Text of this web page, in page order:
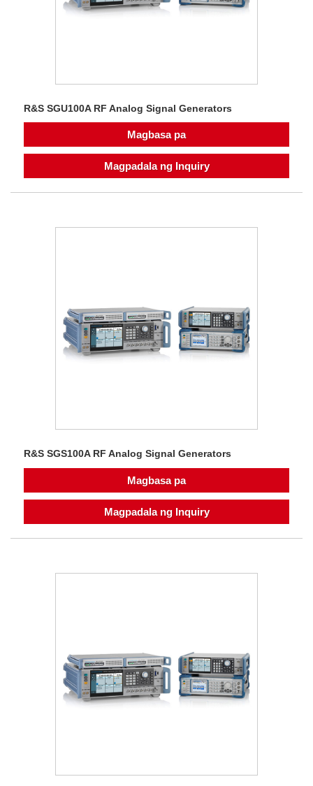
R&S SGU100A RF Analog Signal Generators
Magbasa pa
Magpadala ng Inquiry
R&S SGS100A RF Analog Signal Generators
Magbasa pa
Magpadala ng Inquiry